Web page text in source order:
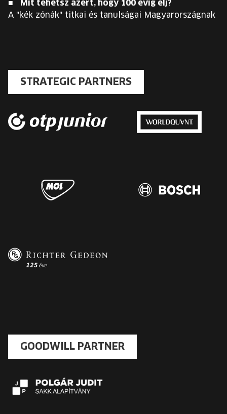
Mit tehetsz azért, hogy 100 évig élj?
A "kék zónák" titkai és tanulságai Magyarországnak
STRATEGIC PARTNERS
GOODWILL PARTNER